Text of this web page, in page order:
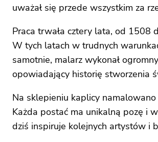
uważał się przede wszystkim za
Praca trwała cztery lata, od 1508
W tych latach w trudnych
samotnie, malarz wykonał
opowiadający historię stworzenia
Na sklepieniu kaplicy
Każda postać ma unikalną pozę i
dziś inspiruje kolejnych artystów i